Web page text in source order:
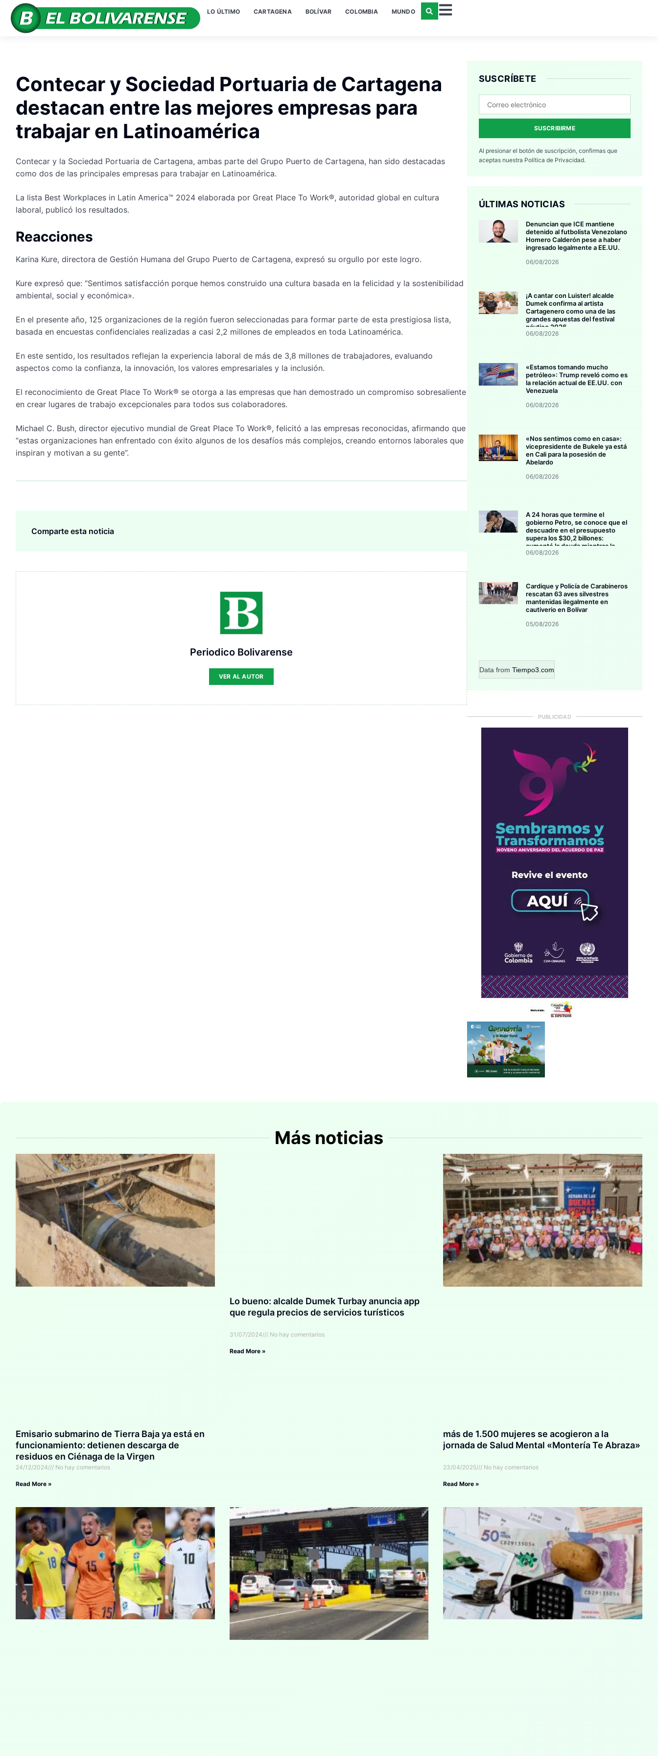
LO ÚLTIMO CARTAGENA BOLÍVAR COLOMBIA MUNDO
Contecar y Sociedad Portuaria de Cartagena
destacan entre las mejores empresas para
trabajar en Latinoamérica
Contecar y la Sociedad Portuaria de Cartagena, ambas parte del Grupo Puerto de Cartagena, han sido destacadas
como dos de las principales empresas para trabajar en Latinoamérica.
La lista Best Workplaces in Latin America™ 2024 elaborada por Great Place To Work®, autoridad global en cultura
laboral, publicó los resultados.
Reacciones
Karina Kure, directora de Gestión Humana del Grupo Puerto de Cartagena, expresó su orgullo por este logro.
Kure expresó que: “Sentimos satisfacción porque hemos construido una cultura basada en la felicidad y la sostenibilidad
ambiental, social y económica».
En el presente año, 125 organizaciones de la región fueron seleccionadas para formar parte de esta prestigiosa lista,
basada en encuestas confidenciales realizadas a casi 2,2 millones de empleados en toda Latinoamérica.
En este sentido, los resultados reflejan la experiencia laboral de más de 3,8 millones de trabajadores, evaluando
aspectos como la confianza, la innovación, los valores empresariales y la inclusión.
El reconocimiento de Great Place To Work® se otorga a las empresas que han demostrado un compromiso sobresaliente
en crear lugares de trabajo excepcionales para todos sus colaboradores.
Michael C. Bush, director ejecutivo mundial de Great Place To Work®, felicitó a las empresas reconocidas, afirmando que
“estas organizaciones han enfrentado con éxito algunos de los desafíos más complejos, creando entornos laborales que
inspiran y motivan a su gente”.
Comparte esta noticia
Periodico Bolivarense
VER AL AUTOR
SUSCRÍBETE
SUSCRIBIRME
Al presionar el botón de suscripción, confirmas que
aceptas nuestra Política de Privacidad.
ÚLTIMAS NOTICIAS
Denuncian que ICE mantiene
detenido al futbolista Venezolano
Homero Calderón pese a haber
ingresado legalmente a EE.UU.
06/08/2026
¡A cantar con Luister! alcalde
Dumek confirma al artista
Cartagenero como una de las
grandes apuestas del festival
náutico 2026
06/08/2026
«Estamos tomando mucho
petróleo»: Trump reveló como es
la relación actual de EE.UU. con
Venezuela
06/08/2026
«Nos sentimos como en casa»:
vicepresidente de Bukele ya está
en Cali para la posesión de
Abelardo
06/08/2026
A 24 horas que termine el
gobierno Petro, se conoce que el
descuadre en el presupuesto
supera los $30,2 billones:
aumentó la deuda mientras la
inversión se estanca
06/08/2026
Cardique y Policía de Carabineros
rescatan 63 aves silvestres
mantenidas ilegalmente en
cautiverio en Bolívar
05/08/2026
Data from Tiempo3.com
PUBLICIDAD
Más noticias
Emisario submarino de Tierra Baja ya está en
funcionamiento: detienen descarga de
residuos en Ciénaga de la Virgen
24/12/2024 No hay comentarios
Read More »
Lo bueno: alcalde Dumek Turbay anuncia app
que regula precios de servicios turísticos
31/07/2024 No hay comentarios
Read More »
más de 1.500 mujeres se acogieron a la
jornada de Salud Mental «Montería Te Abraza»
23/04/2025 No hay comentarios
Read More »